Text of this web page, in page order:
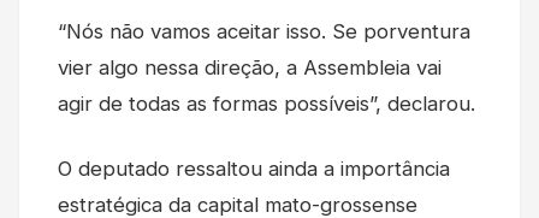
“Nós não vamos aceitar isso. Se porventura
vier algo nessa direção, a Assembleia vai
agir de todas as formas possíveis”, declarou.
O deputado ressaltou ainda a importância
estratégica da capital mato-grossense